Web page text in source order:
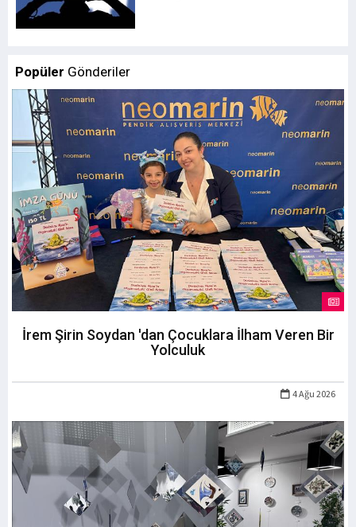
Popüler Gönderiler
İrem Şirin Soydan 'dan Çocuklara İlham Veren Bir
Yolculuk
4 Ağu 2026